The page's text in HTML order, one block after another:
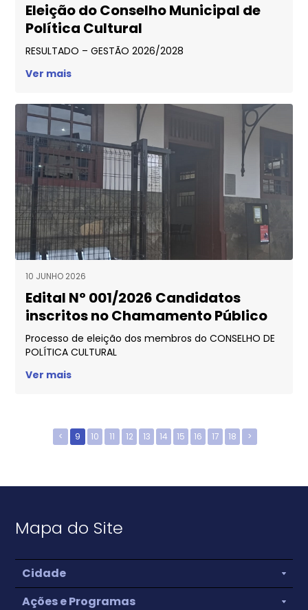
Eleição do Conselho Municipal de
Política Cultural
RESULTADO – GESTÃO 2026/2028
Ver mais
10 JUNHO 2026
Edital Nº 001/2026 Candidatos
inscritos no Chamamento Público
Processo de eleição dos membros do CONSELHO DE
POLÍTICA CULTURAL
Ver mais
< 9 10 11 12 13 14 15 16 17 18 >
Mapa do Site
Cidade
Ações e Programas